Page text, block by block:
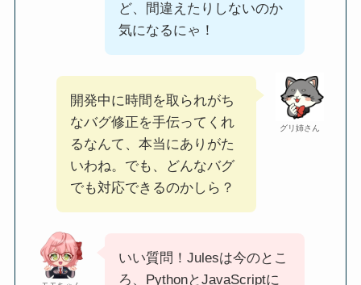
ど、間違えたりしないのか
気になるにゃ！
グリ姉さん
開発中に時間を取られがち
なバグ修正を手伝ってくれ
るなんて、本当にありがた
いわね。でも、どんなバグ
でも対応できるのかしら？
いい質問！Julesは今のとこ
ろ、PythonとJavaScriptに